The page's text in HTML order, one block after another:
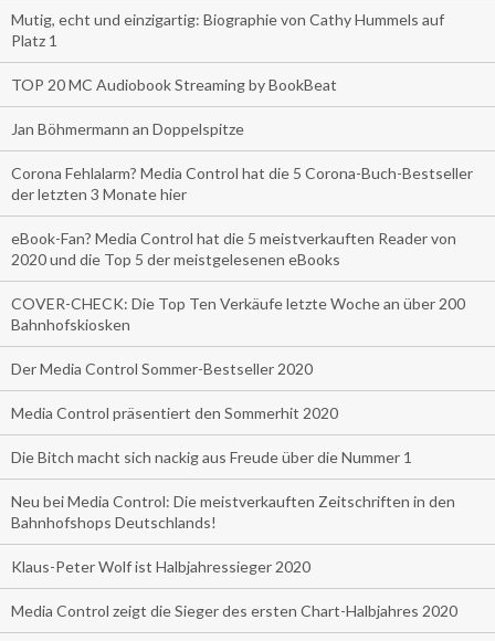
Mutig, echt und einzigartig: Biographie von Cathy Hummels auf
Platz 1
TOP 20 MC Audiobook Streaming by BookBeat
Jan Böhmermann an Doppelspitze
Corona Fehlalarm? Media Control hat die 5 Corona-Buch-Bestseller
der letzten 3 Monate hier
eBook-Fan? Media Control hat die 5 meistverkauften Reader von
2020 und die Top 5 der meistgelesenen eBooks
COVER-CHECK: Die Top Ten Verkäufe letzte Woche an über 200
Bahnhofskiosken
Der Media Control Sommer-Bestseller 2020
Media Control präsentiert den Sommerhit 2020
Die Bitch macht sich nackig aus Freude über die Nummer 1
Neu bei Media Control: Die meistverkauften Zeitschriften in den
Bahnhofshops Deutschlands!
Klaus-Peter Wolf ist Halbjahressieger 2020
Media Control zeigt die Sieger des ersten Chart-Halbjahres 2020